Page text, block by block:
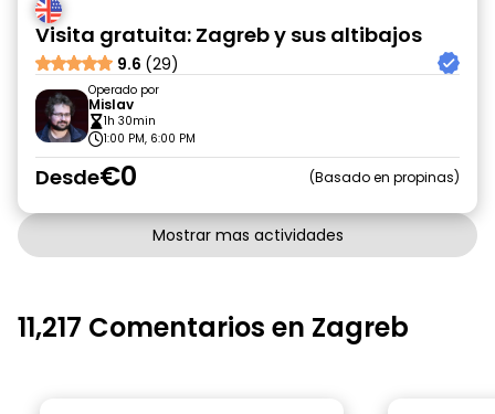
Visita gratuita: Zagreb y sus altibajos
9.6 (29)
Operado por
Mislav
1h 30min
1:00 PM, 6:00 PM
Desde€0 Basado en propinas
Mostrar mas actividades
11,217 Comentarios en Zagreb